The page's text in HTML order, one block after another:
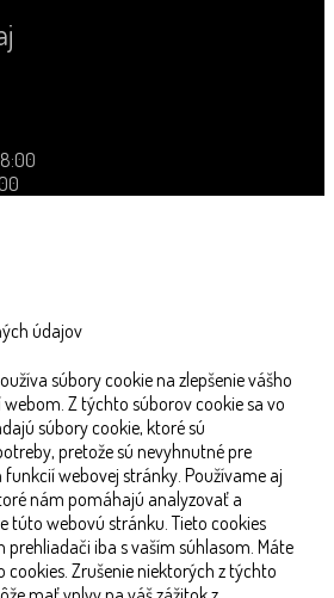
údajov
súbory cookie na zlepšenie vášho
Z týchto súborov cookie sa vo
súbory cookie, ktoré sú
pretože sú nevyhnutné pre
webovej stránky. Používame aj
nám pomáhajú analyzovať a
túto webovú stránku. Tieto cookies
prehliadači iba s vaším súhlasom. Máte
cookies. Zrušenie niektorých z týchto